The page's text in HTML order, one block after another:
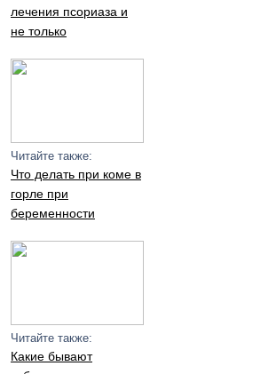
лечения псориаза и
не только
Читайте также:
Что делать при коме в
горле при
беременности
Читайте также:
Какие бывают